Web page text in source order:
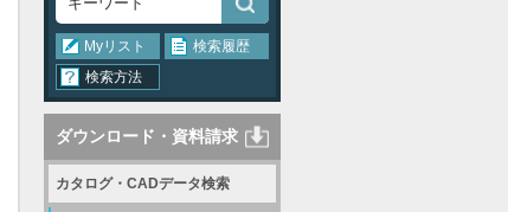
Myリスト
検索履歴
検索方法
ダウンロード・資料請求
カタログ・CADデータ検索